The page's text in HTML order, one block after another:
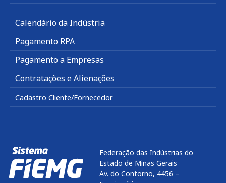
Calendário da Indústria
Pagamento RPA
Pagamento a Empresas
Contratações e Alienações
Cadastro Cliente/Fornecedor
Federação das Indústrias do
Estado de Minas Gerais
Av. do Contorno, 4456 –